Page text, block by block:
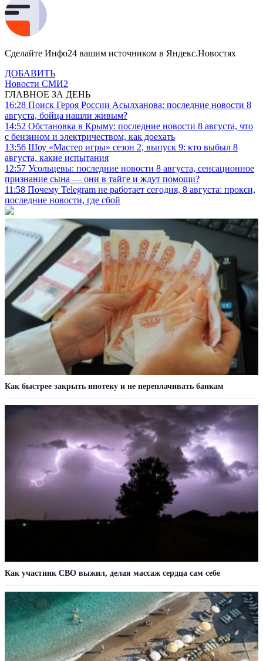
Сделайте Инфо24 вашим источником в Яндекс.Новостях
ДОБАВИТЬ
Новости СМИ2
ГЛАВНОЕ ЗА ДЕНЬ
16:28 Поиск Героя России Асылханова: последние новости 8
августа, бойца нашли живым?
14:52 Обстановка в Крыму: последние новости 8 августа, что
с бензином и электричеством, как доехать
13:56 Шоу «Мастер игры» сезон 2, выпуск 9: кто выбыл 8
августа, какие испытания
12:57 Усольцевы: последние новости 8 августа, сенсационное
признание сына — они в тайге и ждут помощи?
11:58 Почему Telegram не работает сегодня, 8 августа: прокси,
последние новости, где сбой
Как быстрее закрыть ипотеку и не переплачивать банкам
Как участник СВО выжил, делая массаж сердца сам себе